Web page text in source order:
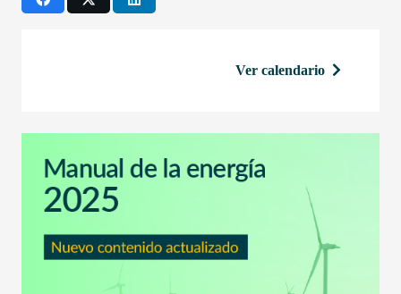
Ver calendario